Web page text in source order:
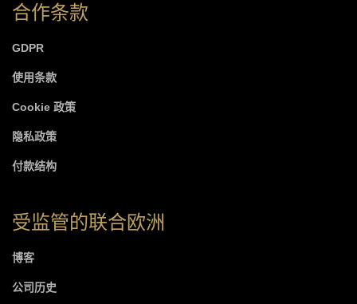
合作条款
GDPR
使用条款
Cookie 政策
隐私政策
付款结构
受监管的联合欧洲
博客
公司历史